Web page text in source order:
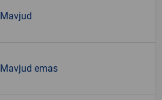
Mavjud
Mavjud emas